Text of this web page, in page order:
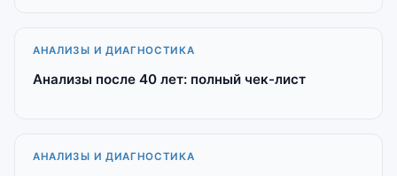
АНАЛИЗЫ И ДИАГНОСТИКА
Анализы после 40 лет: полный чек-лист
АНАЛИЗЫ И ДИАГНОСТИКА